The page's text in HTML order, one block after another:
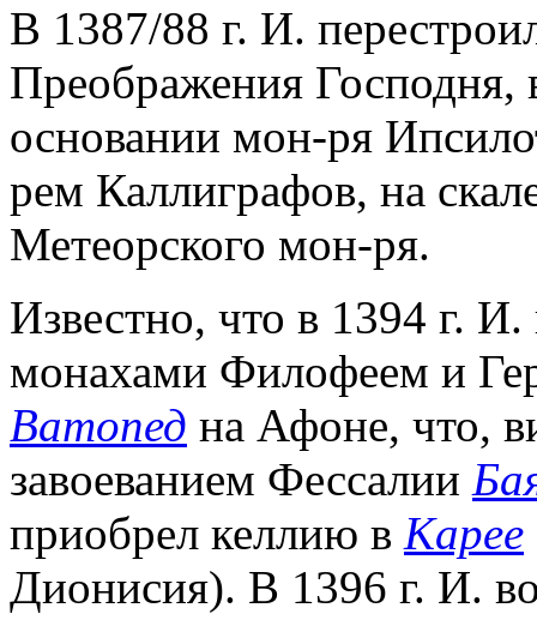
В 1387/88 г. И.
Преображения Господня,
основании мон-ря
рем Каллиграфов, на
Метеорского мон-ря.
Известно, что в 1394 г.
монахами Филофеем и
Ватопед на Афоне, что,
завоеванием Фессалии
приобрел келлию в Карее
Дионисия). В 1396 г. И.